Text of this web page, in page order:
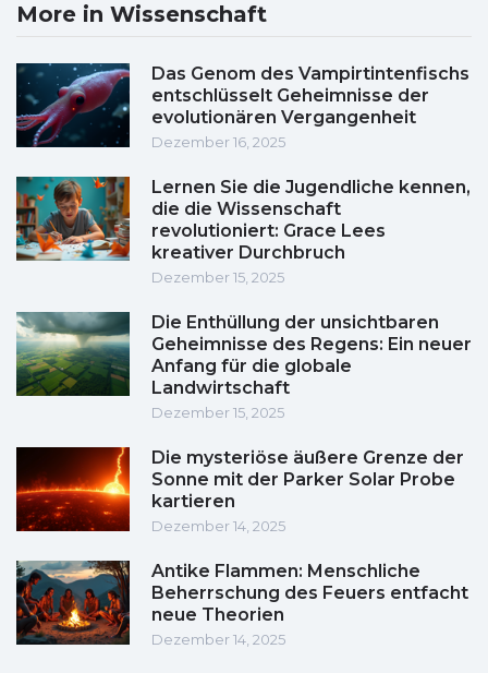
More in Wissenschaft
Das Genom des Vampirtintenfischs
entschlüsselt Geheimnisse der
evolutionären Vergangenheit
Dezember 16, 2025
Lernen Sie die Jugendliche kennen,
die die Wissenschaft
revolutioniert: Grace Lees
kreativer Durchbruch
Dezember 15, 2025
Die Enthüllung der unsichtbaren
Geheimnisse des Regens: Ein neuer
Anfang für die globale
Landwirtschaft
Dezember 15, 2025
Die mysteriöse äußere Grenze der
Sonne mit der Parker Solar Probe
kartieren
Dezember 14, 2025
Antike Flammen: Menschliche
Beherrschung des Feuers entfacht
neue Theorien
Dezember 14, 2025